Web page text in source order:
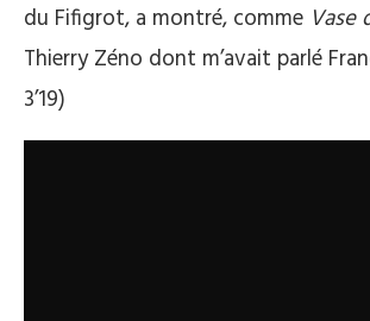
du Fifigrot, a montré, comme Vase
Thierry Zéno dont m’avait parlé
3’19)